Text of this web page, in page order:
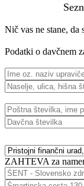
Nič vas ne stane, da
Podatki o davčnem
ZAHTEVA za